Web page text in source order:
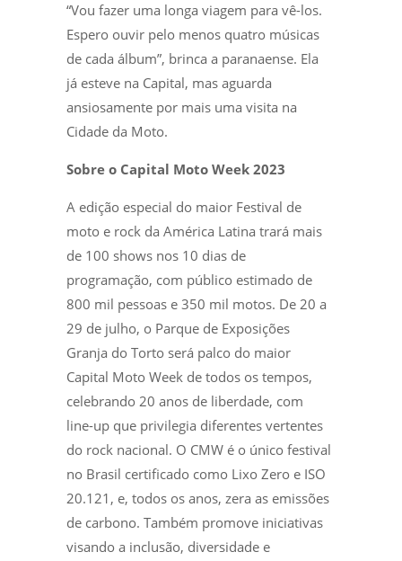
“Vou fazer uma longa viagem para vê-los.
Espero ouvir pelo menos quatro músicas
de cada álbum”, brinca a paranaense. Ela
já esteve na Capital, mas aguarda
ansiosamente por mais uma visita na
Cidade da Moto.
Sobre o Capital Moto Week 2023
A edição especial do maior Festival de
moto e rock da América Latina trará mais
de 100 shows nos 10 dias de
programação, com público estimado de
800 mil pessoas e 350 mil motos. De 20 a
29 de julho, o Parque de Exposições
Granja do Torto será palco do maior
Capital Moto Week de todos os tempos,
celebrando 20 anos de liberdade, com
line-up que privilegia diferentes vertentes
do rock nacional. O CMW é o único festival
no Brasil certificado como Lixo Zero e ISO
20.121, e, todos os anos, zera as emissões
de carbono. Também promove iniciativas
visando a inclusão, diversidade e